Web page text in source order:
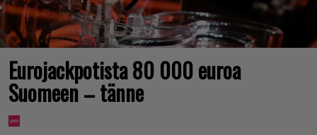
Eurojackpotista 80 000 euroa
Suomeen – tänne